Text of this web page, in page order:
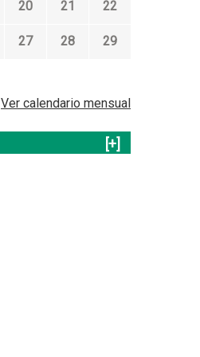
20 21 22
27 28 29
Ver calendario mensual
[+]